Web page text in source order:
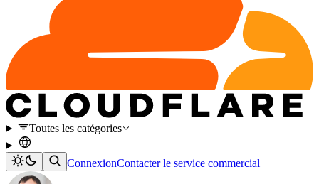
Toutes les catégories
ConnexionContacter le service commercial